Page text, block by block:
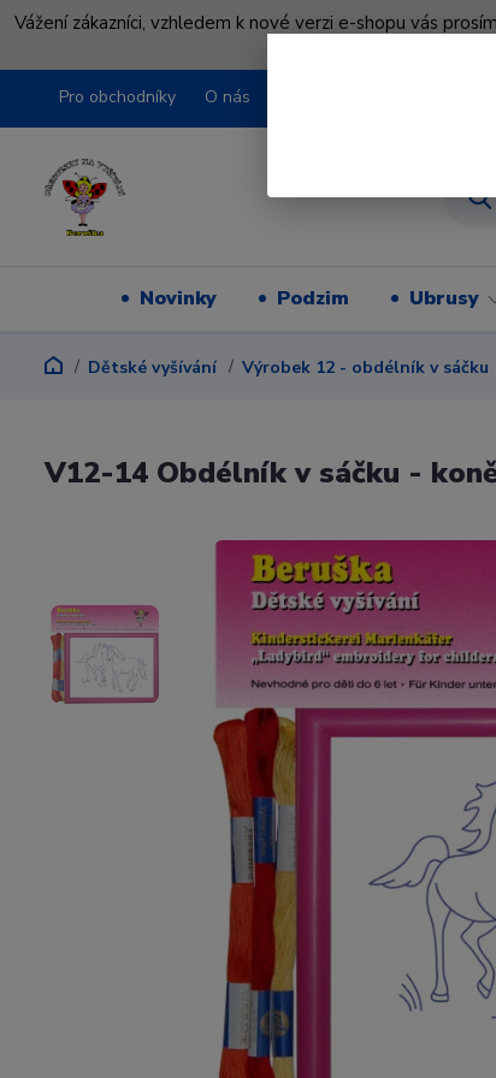
Vážení zákazníci, vzhledem k nové verzi e-shopu vás
Pro obchodníky O nás
Novinky Podzim Ubrusy
Dětské vyšívání Výrobek 12 - obdélník v sáčku
V12-14 Obdélník v sáčku -